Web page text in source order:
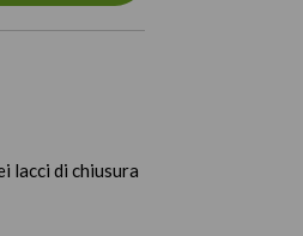
lacci di chiusura